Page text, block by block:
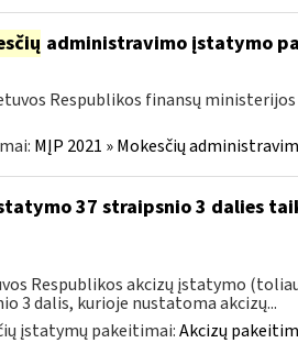
administravimo įstatymo
Respublikos finansų
MĮP 2021 » Mokesčių
37 straipsnio 3 dalies
Respublikos akcizų įstatymo
3 dalis, kurioje nustatoma akcizų...
įstatymų pakeitimai:Akcizų